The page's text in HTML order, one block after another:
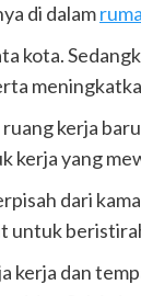
di dalam
kota.
kerja
kerja yang
dari
untuk
kerja dan